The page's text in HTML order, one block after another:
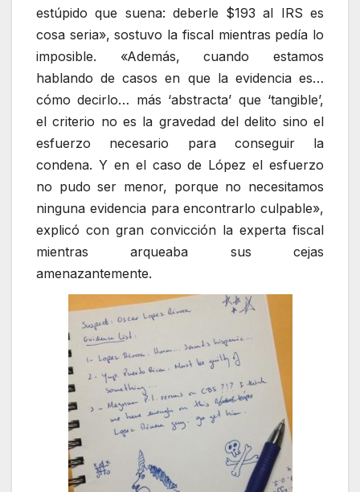
estúpido que suena: deberle $193 al IRS es
cosa seria», sostuvo la fiscal mientras pedía lo
imposible. «Además, cuando estamos
hablando de casos en que la evidencia es…
cómo decirlo… más ‘abstracta’ que ‘tangible’,
el criterio no es la gravedad del delito sino el
esfuerzo necesario para conseguir la
condena. Y en el caso de López el esfuerzo
no pudo ser menor, porque no necesitamos
ninguna evidencia para encontrarlo culpable»,
explicó con gran convicción la experta fiscal
mientras arqueaba sus cejas
amenazantemente.